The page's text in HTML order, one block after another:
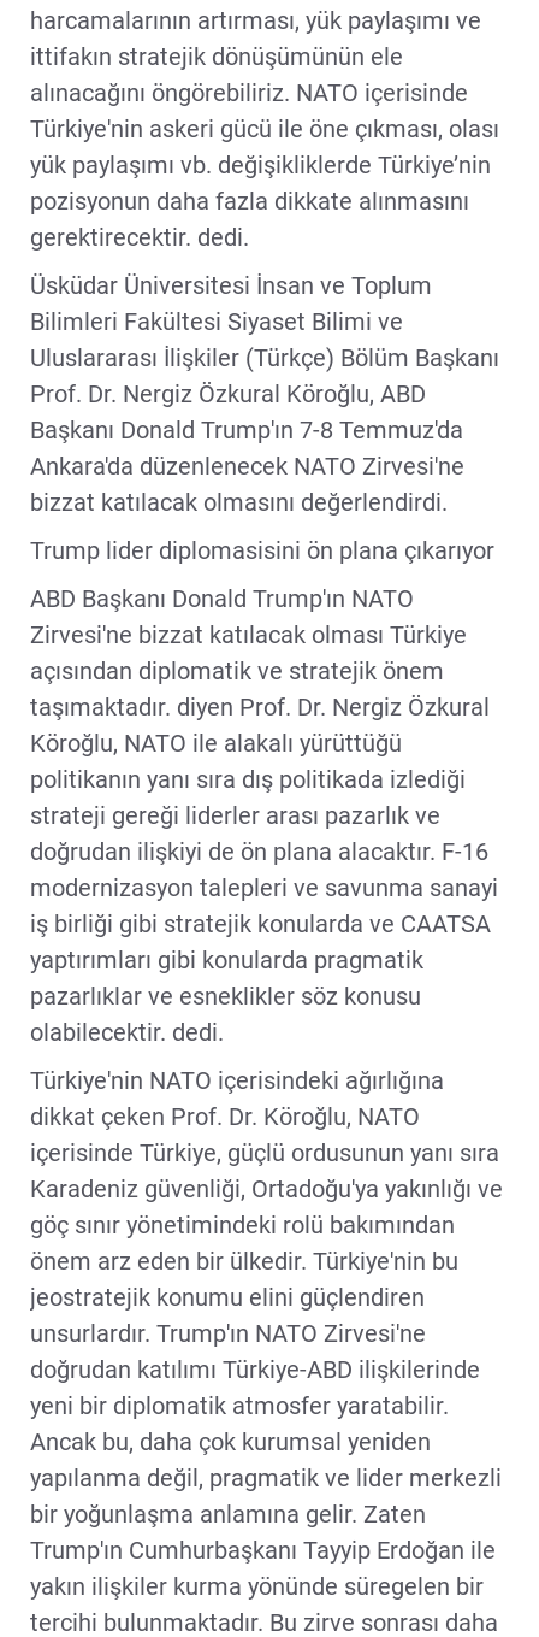
harcamalarının artırması, yük paylaşımı ve
ittifakın stratejik dönüşümünün ele
alınacağını öngörebiliriz. NATO içerisinde
Türkiye'nin askeri gücü ile öne çıkması, olası
yük paylaşımı vb. değişikliklerde Türkiye’nin
pozisyonun daha fazla dikkate alınmasını
gerektirecektir. dedi.
Üsküdar Üniversitesi İnsan ve Toplum
Bilimleri Fakültesi Siyaset Bilimi ve
Uluslararası İlişkiler (Türkçe) Bölüm Başkanı
Prof. Dr. Nergiz Özkural Köroğlu, ABD
Başkanı Donald Trump'ın 7-8 Temmuz'da
Ankara'da düzenlenecek NATO Zirvesi'ne
bizzat katılacak olmasını değerlendirdi.
Trump lider diplomasisini ön plana çıkarıyor
ABD Başkanı Donald Trump'ın NATO
Zirvesi'ne bizzat katılacak olması Türkiye
açısından diplomatik ve stratejik önem
taşımaktadır. diyen Prof. Dr. Nergiz Özkural
Köroğlu, NATO ile alakalı yürüttüğü
politikanın yanı sıra dış politikada izlediği
strateji gereği liderler arası pazarlık ve
doğrudan ilişkiyi de ön plana alacaktır. F-16
modernizasyon talepleri ve savunma sanayi
iş birliği gibi stratejik konularda ve CAATSA
yaptırımları gibi konularda pragmatik
pazarlıklar ve esneklikler söz konusu
olabilecektir. dedi.
Türkiye'nin NATO içerisindeki ağırlığına
dikkat çeken Prof. Dr. Köroğlu, NATO
içerisinde Türkiye, güçlü ordusunun yanı sıra
Karadeniz güvenliği, Ortadoğu'ya yakınlığı ve
göç sınır yönetimindeki rolü bakımından
önem arz eden bir ülkedir. Türkiye'nin bu
jeostratejik konumu elini güçlendiren
unsurlardır. Trump'ın NATO Zirvesi'ne
doğrudan katılımı Türkiye-ABD ilişkilerinde
yeni bir diplomatik atmosfer yaratabilir.
Ancak bu, daha çok kurumsal yeniden
yapılanma değil, pragmatik ve lider merkezli
bir yoğunlaşma anlamına gelir. Zaten
Trump'ın Cumhurbaşkanı Tayyip Erdoğan ile
yakın ilişkiler kurma yönünde süregelen bir
tercihi bulunmaktadır. Bu zirve sonrası daha